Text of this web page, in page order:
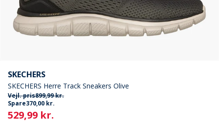
SKECHERS
SKECHERS Herre Track Sneakers Olive
Vejl. pris899,99 kr.
Spare370,00 kr.
Current
529,99 kr.